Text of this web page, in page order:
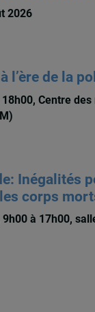
2026
l’ère de la
Centre
Inégalités
corps
à 17h00,